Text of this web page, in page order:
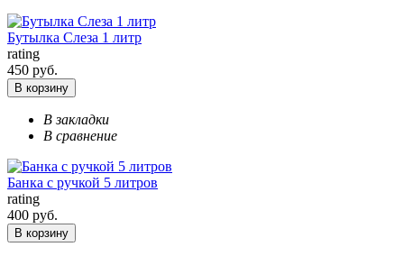
Бутылка Слеза 1 литр
rating
450 руб.
В корзину
В закладки
В сравнение
Банка с ручкой 5 литров
rating
400 руб.
В корзину